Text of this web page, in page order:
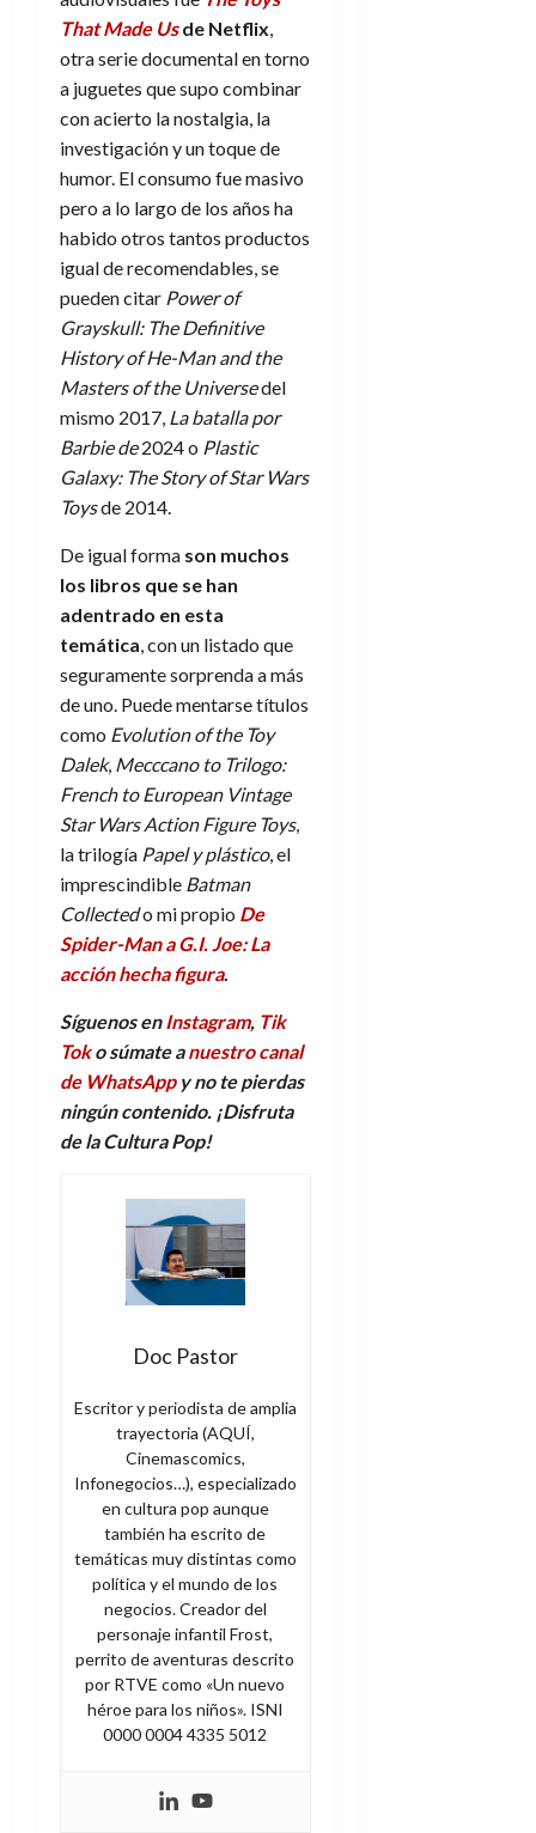
That Made Usde Netflix,
otra serie documental en torno
a juguetes que supo combinar
con acierto la nostalgia, la
investigación y un toque de
humor. El consumo fue masivo
pero a lo largo de los años ha
habido otros tantos productos
igual de recomendables, se
pueden citar Power of
Grayskull: The Definitive
History of He-Man and the
Masters of the Universedel
mismo 2017, La batalla por
Barbie de2024 o Plastic
Galaxy: The Story of Star Wars
Toysde 2014.
De igual forma son muchos
los libros que se han
adentrado en esta
temática, con un listado que
seguramente sorprenda a más
de uno. Puede mentarse títulos
como Evolution of the Toy
Dalek, Mecccano to Trilogo:
French to European Vintage
Star Wars Action Figure Toys,
la trilogía Papel y plástico, el
imprescindible Batman
Collectedo mi propio De
Spider-Man a G.I. Joe: La
acción hecha figura.
Síguenos enInstagram, Tik
Toko súmate anuestro canal
de WhatsAppy no te pierdas
ningún contenido. ¡Disfruta
de la Cultura Pop!
Doc Pastor
Escritor y periodista de amplia
trayectoria (AQUÍ,
Cinemascomics,
Infonegocios…), especializado
en cultura pop aunque
también ha escrito de
temáticas muy distintas como
política y el mundo de los
negocios. Creador del
personaje infantil Frost,
perrito de aventuras descrito
por RTVE como «Un nuevo
héroe para los niños». ISNI
0000 0004 4335 5012